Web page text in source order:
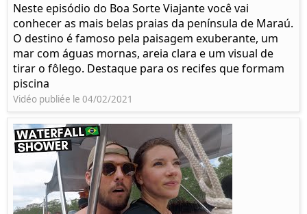
Neste episódio do Boa Sorte Viajante você vai
conhecer as mais belas praias da península de Maraú.
O destino é famoso pela paisagem exuberante, um
mar com águas mornas, areia clara e um visual de
tirar o fôlego. Destaque para os recifes que formam
piscina
Vidéo publiée le 04/02/2021